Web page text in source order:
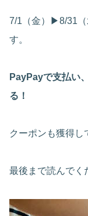
7/1（金）▶8/31（
す。
PayPayで支払い
る！
クーポンも獲得し
最後まで読んでく